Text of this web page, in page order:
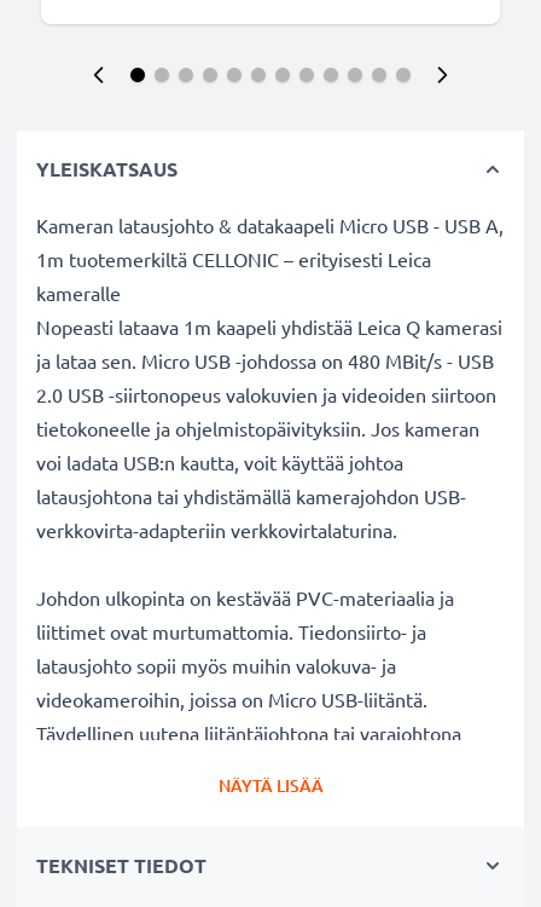
YLEISKATSAUS
Kameran latausjohto & datakaapeli Micro USB - USB A,
1m tuotemerkiltä CELLONIC – erityisesti Leica
kameralle
Nopeasti lataava 1m kaapeli yhdistää Leica Q kamerasi
ja lataa sen. Micro USB -johdossa on 480 MBit/s - USB
2.0 USB -siirtonopeus valokuvien ja videoiden siirtoon
tietokoneelle ja ohjelmistopäivityksiin. Jos kameran
voi ladata USB:n kautta, voit käyttää johtoa
latausjohtona tai yhdistämällä kamerajohdon USB-
verkkovirta-adapteriin verkkovirtalaturina.
Johdon ulkopinta on kestävää PVC-materiaalia ja
liittimet ovat murtumattomia. Tiedonsiirto- ja
latausjohto sopii myös muihin valokuva- ja
videokameroihin, joissa on Micro USB-liitäntä.
Täydellinen uutena liitäntäjohtona tai varajohtona
✔ Nopea 1A USB 2.0 lataus - lataa nopeasti kameran
NÄYTÄ LISÄÄ
TEKNISET TIEDOT